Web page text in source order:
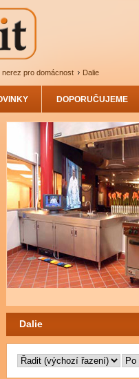
pro domácnost Dalie
DOPORUČUJEME
Dalie